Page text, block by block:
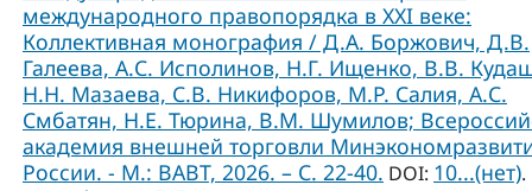
международного правопорядка в XXI веке:
Коллективная монография / Д.А. Боржович, Д.В.
Галеева, А.С. Исполинов, Н.Г. Ищенко, В.В.
Н.Н. Мазаева, С.В. Никифоров, М.Р. Салия, А.С.
Смбатян, Н.Е. Тюрина, В.М. Шумилов;
академия внешней торговли
России. - М.: ВАВТ, 2026. – С. 22-40. DOI: 10...(нет).